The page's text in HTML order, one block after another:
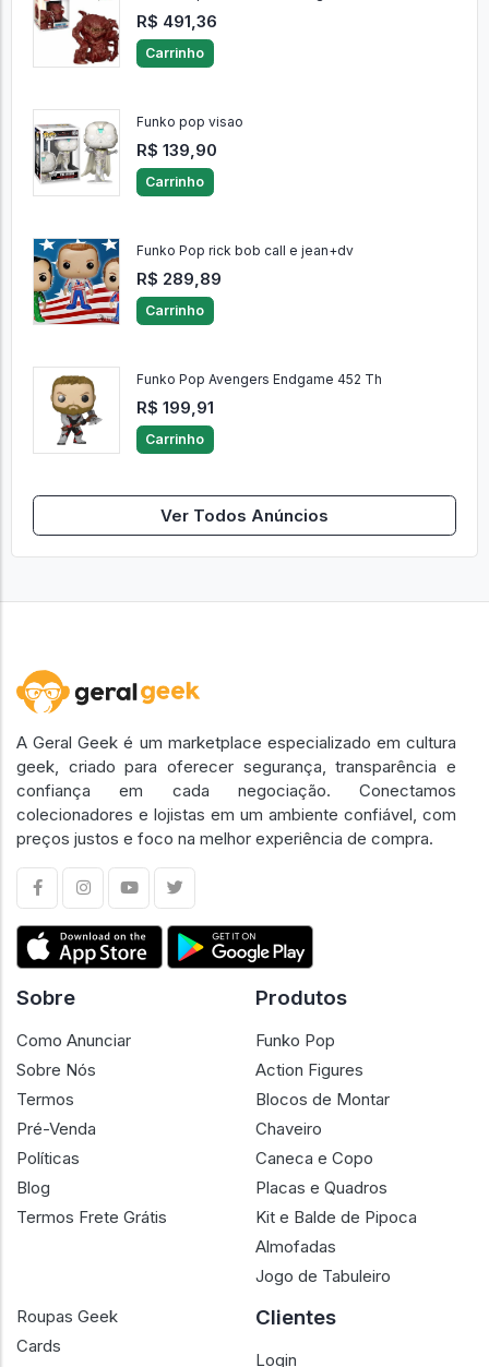
R$ 491,36
Carrinho
Funko pop visao
R$ 139,90
Carrinho
Funko Pop rick bob call e jean+dv
R$ 289,89
Carrinho
Funko Pop Avengers Endgame 452 Th
R$ 199,91
Carrinho
Ver Todos Anúncios
A Geral Geek é um marketplace especializado em cultura
geek, criado para oferecer segurança, transparência e
confiança em cada negociação. Conectamos
colecionadores e lojistas em um ambiente confiável, com
preços justos e foco na melhor experiência de compra.
Sobre
Como Anunciar
Sobre Nós
Termos
Pré-Venda
Políticas
Blog
Termos Frete Grátis
Produtos
Funko Pop
Action Figures
Blocos de Montar
Chaveiro
Caneca e Copo
Placas e Quadros
Kit e Balde de Pipoca
Almofadas
Jogo de Tabuleiro
Roupas Geek
Cards
Clientes
Login